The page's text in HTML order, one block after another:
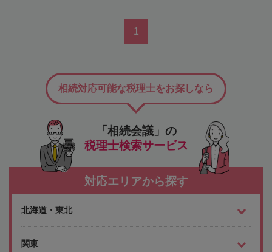
1
「相続会議」の
税理士検索サービス
相続対応可能な税理士をお探しなら
対応エリアから探す
北海道・東北
関東